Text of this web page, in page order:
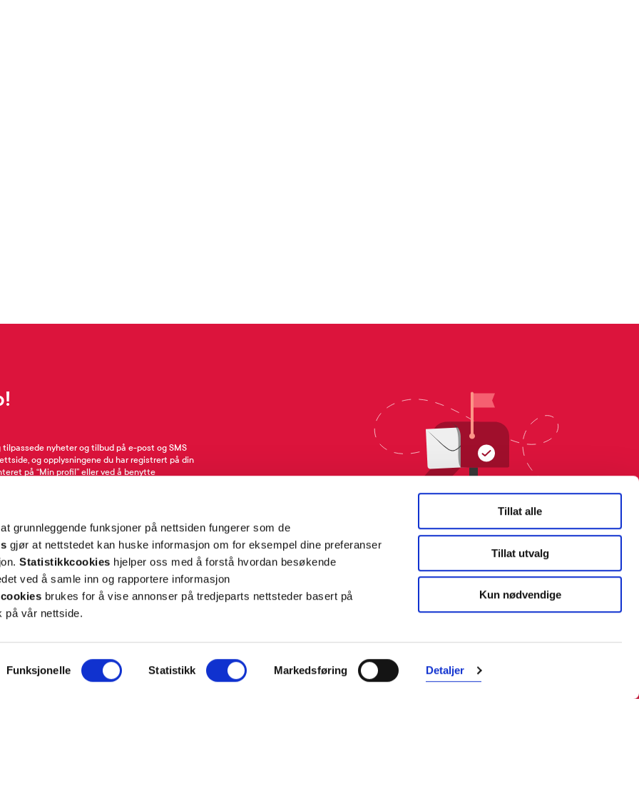
grunnleggende funksjoner på nettsiden fungerer som de
gjør at nettstedet kan huske informasjon om for eksempel dine preferanser
Statistikkcookies hjelper oss med å forstå hvordan besøkende
ved å samle inn og rapportere informasjon
brukes for å vise annonser på tredjeparts nettsteder basert på
på vår nettside.
Funksjonelle Statistikk Markedsføring Detaljer
Tillat alle
Tillat utvalg
Kun nødvendige
nyheter og tilbud på e-post og SMS
og opplysningene du har registrert på din
på “Min profil” eller ved å benytte
Meld meg på
Kontakt oss
nettapotek. Med tusenvis av